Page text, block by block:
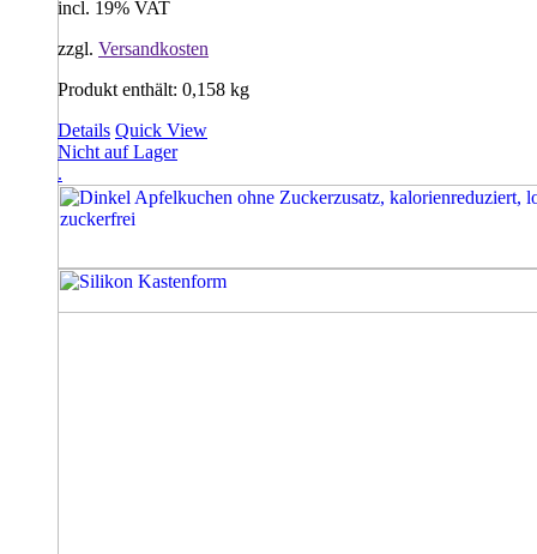
incl. 19% VAT
zzgl. Versandkosten
Produkt enthält: 0,158 kg
Details Quick View
Nicht auf Lager
.